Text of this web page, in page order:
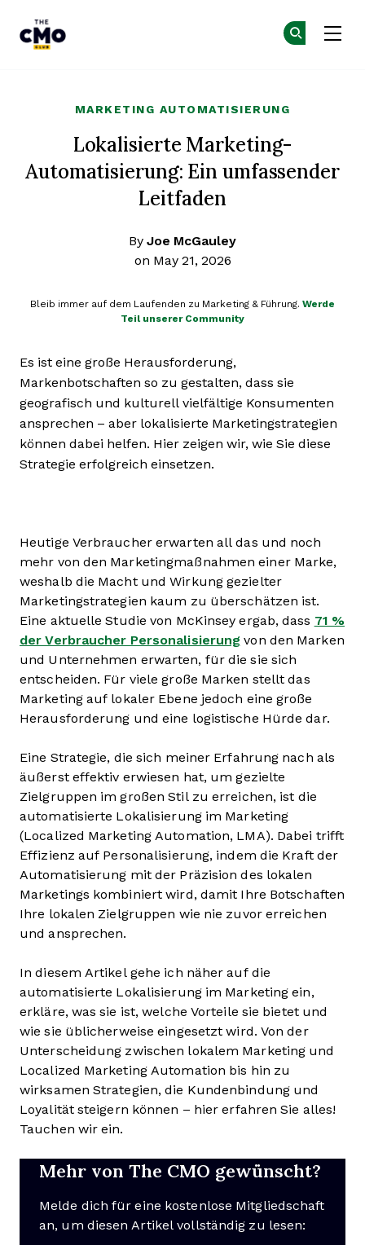
MARKETING AUTOMATISIERUNG
Lokalisierte Marketing-
Automatisierung: Ein umfassender
Leitfaden
By Joe McGauley
on May 21, 2026
Bleib immer auf dem Laufenden zu Marketing & Führung. Werde
Teil unserer Community
Es ist eine große Herausforderung,
Markenbotschaften so zu gestalten, dass sie
geografisch und kulturell vielfältige Konsumenten
ansprechen – aber lokalisierte Marketingstrategien
können dabei helfen. Hier zeigen wir, wie Sie diese
Strategie erfolgreich einsetzen.
Heutige Verbraucher erwarten all das und noch
mehr von den Marketingmaßnahmen einer Marke,
weshalb die Macht und Wirkung gezielter
Marketingstrategien kaum zu überschätzen ist.
Eine aktuelle Studie von McKinsey ergab, dass 71 %
der Verbraucher Personalisierung von den Marken
und Unternehmen erwarten, für die sie sich
entscheiden. Für viele große Marken stellt das
Marketing auf lokaler Ebene jedoch eine große
Herausforderung und eine logistische Hürde dar.
Eine Strategie, die sich meiner Erfahrung nach als
äußerst effektiv erwiesen hat, um gezielte
Zielgruppen im großen Stil zu erreichen, ist die
automatisierte Lokalisierung im Marketing
(Localized Marketing Automation, LMA). Dabei trifft
Effizienz auf Personalisierung, indem die Kraft der
Automatisierung mit der Präzision des lokalen
Marketings kombiniert wird, damit Ihre Botschaften
Ihre lokalen Zielgruppen wie nie zuvor erreichen
und ansprechen.
In diesem Artikel gehe ich näher auf die
automatisierte Lokalisierung im Marketing ein,
erkläre, was sie ist, welche Vorteile sie bietet und
wie sie üblicherweise eingesetzt wird. Von der
Unterscheidung zwischen lokalem Marketing und
Localized Marketing Automation bis hin zu
wirksamen Strategien, die Kundenbindung und
Loyalität steigern können – hier erfahren Sie alles!
Tauchen wir ein.
Mehr von The CMO gewünscht?
Melde dich für eine kostenlose Mitgliedschaft
an, um diesen Artikel vollständig zu lesen: